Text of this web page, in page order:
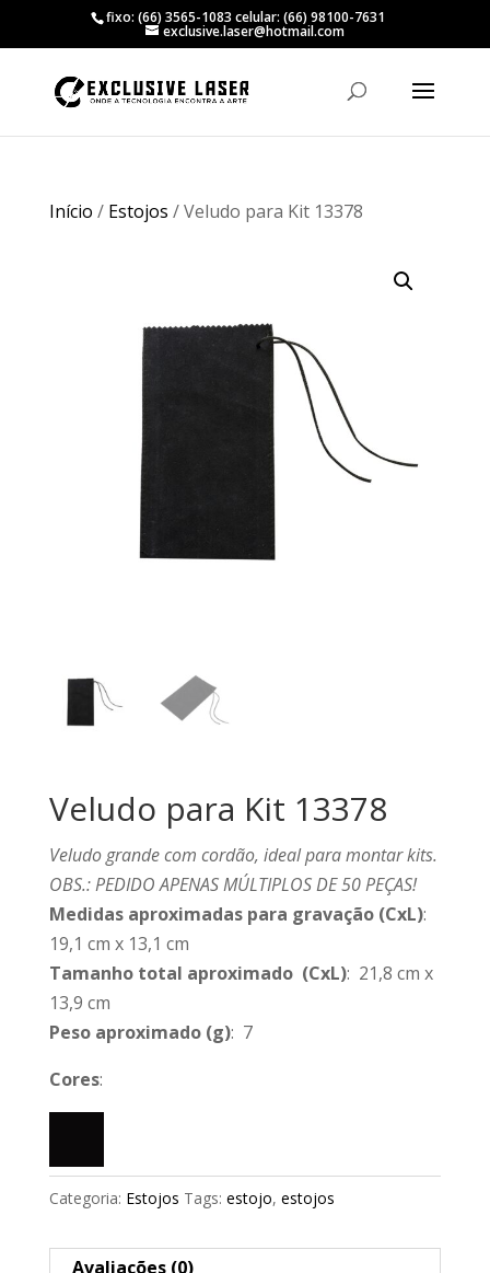
fixo: (66) 3565-1083 celular: (66) 98100-7631
exclusive.laser@hotmail.com
Início / Estojos / Veludo para Kit 13378
Veludo para Kit 13378
Veludo grande com cordão, ideal para montar kits.
OBS.: PEDIDO APENAS MÚLTIPLOS DE 50 PEÇAS!
Medidas aproximadas para gravação(CxL):
19,1 cm x 13,1 cm
Tamanho total aproximado (CxL): 21,8 cm x
13,9 cm
Peso aproximado(g): 7
Cores:
Categoria: Estojos Tags: estojo, estojos
Avaliações (0)